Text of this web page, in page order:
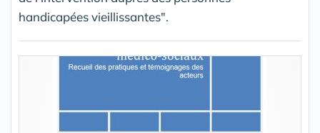
handicapées vieillissantes".